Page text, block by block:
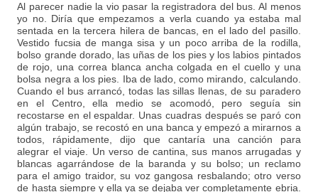
Al parecer nadie la vio pasar la registradora del bus. Al menos
yo no. Diría que empezamos a verla cuando ya estaba mal
sentada en la tercera hilera de bancas, en el lado del pasillo.
Vestido fucsia de manga sisa y un poco arriba de la rodilla,
bolso grande dorado, las uñas de los pies y los labios pintados
de rojo, una correa blanca ancha colgada en el cuello y una
bolsa negra a los pies. Iba de lado, como mirando, calculando.
Cuando el bus arrancó, todas las sillas llenas, de su paradero
en el Centro, ella medio se acomodó, pero seguía sin
recostarse en el espaldar. Unas cuadras después se paró con
algún trabajo, se recostó en una banca y empezó a mirarnos a
todos, rápidamente, dijo que cantaría una canción para
alegrar el viaje. Un verso de cantina, sus manos arrugadas y
blancas agarrándose de la baranda y su bolso; un reclamo
para el amigo traidor, su voz gangosa resbalando; otro verso
de hasta siempre y ella ya se dejaba ver completamente ebria.